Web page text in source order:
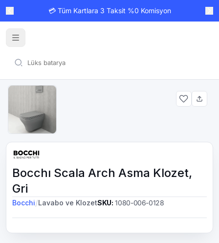
💳 Tüm Kartlara 3 Taksit %0 Komisyon
Bocchı Scala Arch Asma Klozet,
Gri
Bocchi/Lavabo ve KlozetSKU: 1080-006-0128